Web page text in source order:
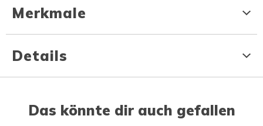
Merkmale
Details
Das könnte dir auch gefallen